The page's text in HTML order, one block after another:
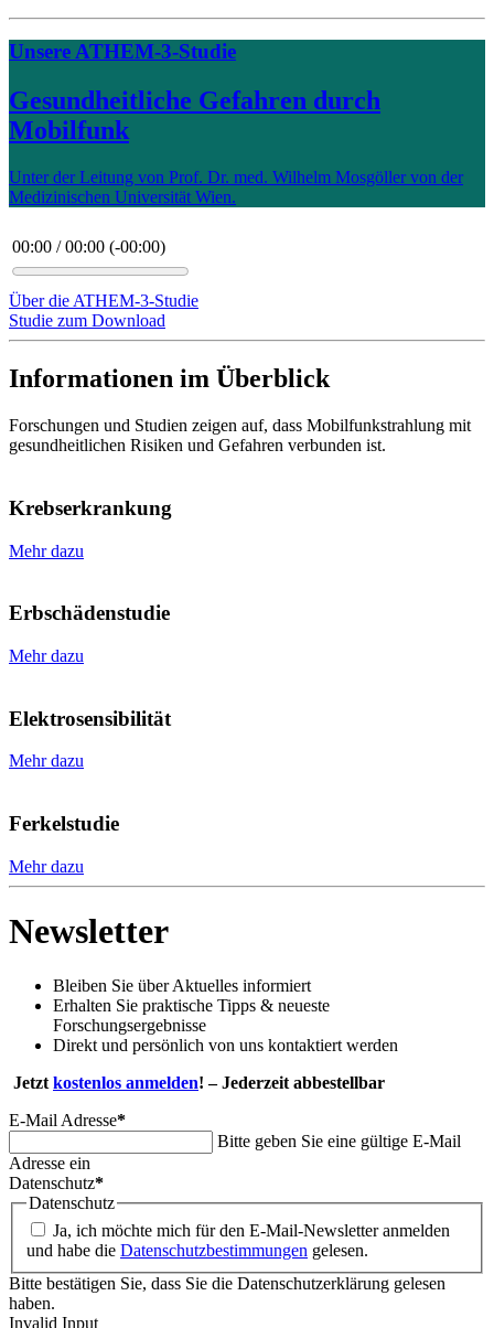
Unsere ATHEM-3-Studie
Gesundheitliche Gefahren durch
Mobilfunk
Unter der Leitung von Prof. Dr. med. Wilhelm Mosgöller von der
Medizinischen Universität Wien.
00:00 /00:00 (-00:00)
Über die ATHEM-3-Studie
Studie zum Download
Informationen im Überblick
Forschungen und Studien zeigen auf, dass Mobilfunkstrahlung mit
gesundheitlichen Risiken und Gefahren verbunden ist.
Krebserkrankung
Mehr dazu
Erbschädenstudie
Mehr dazu
Elektrosensibilität
Mehr dazu
Ferkelstudie
Mehr dazu
Newsletter
Bleiben Sie über Aktuelles informiert
Erhalten Sie praktische Tipps & neueste
Forschungsergebnisse
Direkt und persönlich von uns kontaktiert werden
Jetzt kostenlos anmelden! – Jederzeit abbestellbar
E-Mail Adresse*
Bitte geben Sie eine gültige E-Mail
Adresse ein
Datenschutz*
Datenschutz
und habe die Datenschutzbestimmungen gelesen.
Bitte bestätigen Sie, dass Sie die Datenschutzerklärung gelesen
haben.
Invalid Input